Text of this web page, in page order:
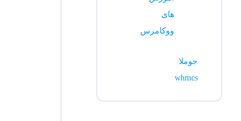
های
ووکامرس
جوملا
whmcs